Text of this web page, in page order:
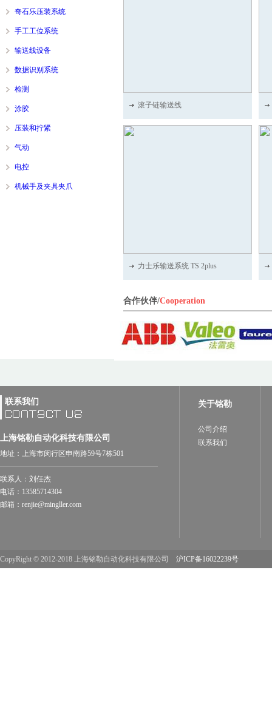
奇石乐压装系统
手工工位系统
输送线设备
数据识别系统
检测
涂胶
压装和拧紧
气动
电控
机械手及夹具夹爪
滚子链输送线
力士乐输送系统 TS 2plus
合作伙伴/Cooperation
联系我们
上海铭勒自动化科技有限公司
地址：上海市闵行区申南路59号7栋501
联系人：刘任杰
电话：13585714304
邮箱：renjie@mingller.com
关于铭勒
公司介绍
联系我们
CopyRight © 2012-2018 上海铭勒自动化科技有限公司 沪ICP备16022239号